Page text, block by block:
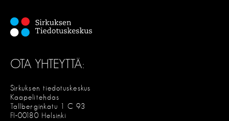
OTA YHTEYTTÄ:
Sirkuksen tiedotuskeskus
Kaapelitehdas
Tallberginkatu 1 C 93
FI-00180 Helsinki